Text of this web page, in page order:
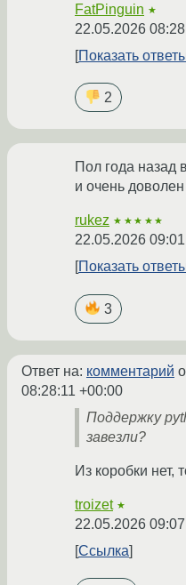
FatPinguin ★
22.05.2026
Показать
2
Пол года назад
и очень
rukez ★★★★★
22.05.2026
Показать
3
Ответ на: комментарий
08:28:11 +00:00
Поддержку
завезли?
Из коробки нет,
troizet ★
22.05.2026
Ссылка